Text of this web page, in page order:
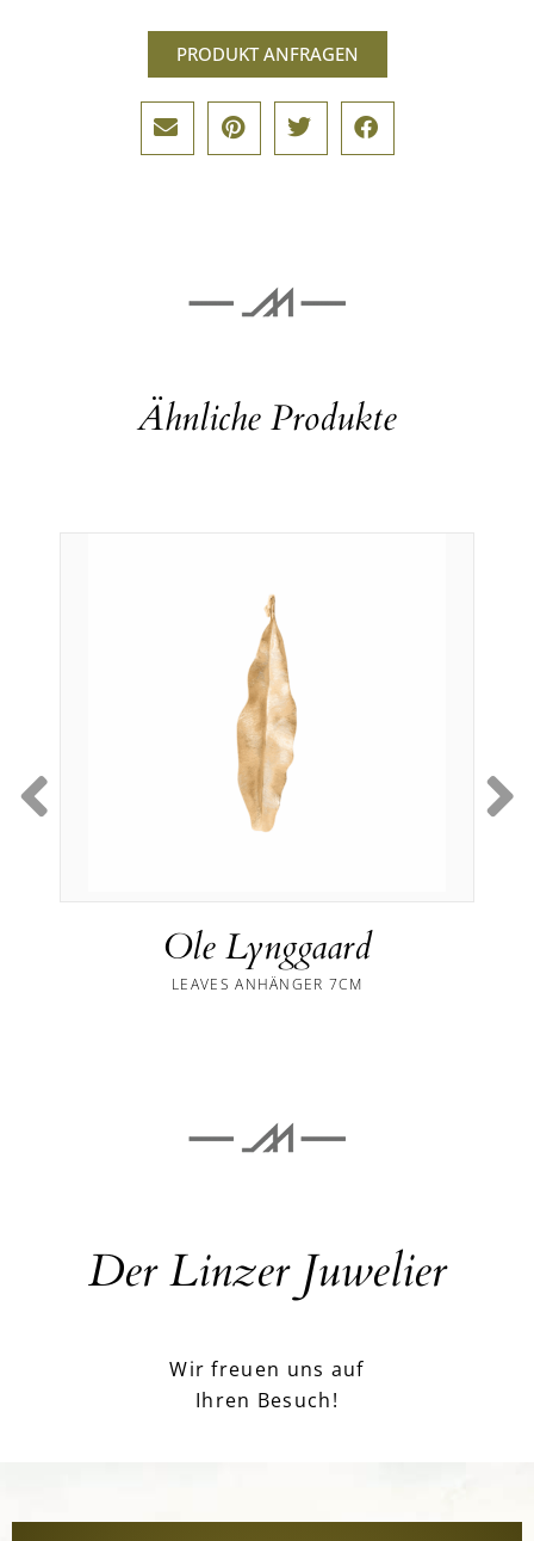
PRODUKT ANFRAGEN
Ähnliche Produkte
Ole Lynggaard
LEAVES ANHÄNGER 7CM
Der Linzer Juwelier
Wir freuen uns auf
Ihren Besuch!